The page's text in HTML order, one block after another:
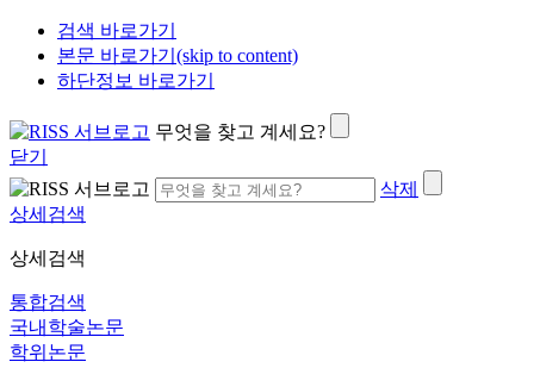
검색 바로가기
본문 바로가기(skip to content)
하단정보 바로가기
무엇을 찾고 계세요?
닫기
삭제
상세검색
상세검색
통합검색
국내학술논문
학위논문